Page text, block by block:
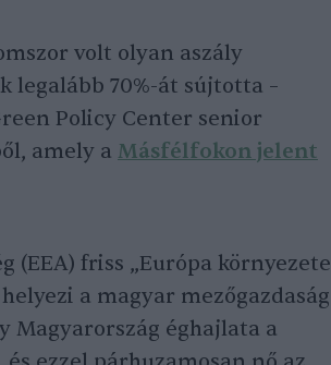
volt olyan aszály
legalább 70%-át sújtotta –
Policy Center senior
amely a Másfélfokon jelent
(EEA) friss „Európa környezete
a magyar mezőgazdaság
Magyarország éghajlata a